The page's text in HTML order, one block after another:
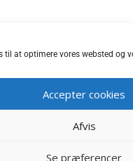
til at optimere vores websted og
Accepter cookies
Afvis
Se præferencer